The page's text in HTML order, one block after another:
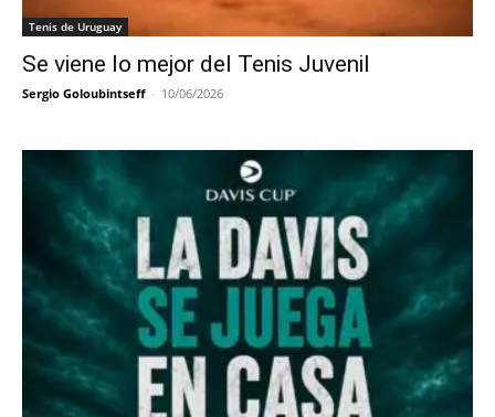
Tenis de Uruguay
Se viene lo mejor del Tenis Juvenil
Sergio Goloubintseff - 10/06/2026